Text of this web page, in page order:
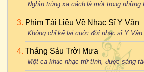
Nghìn trùng xa cách là một trong những
Phim Tài Liệu Về Nhạc Sĩ Y Vân
Không chỉ kể lại cuộc đời nhạc sĩ Y
Tháng Sáu Trời Mưa
Một ca khúc nhạc trữ tình, được sáng